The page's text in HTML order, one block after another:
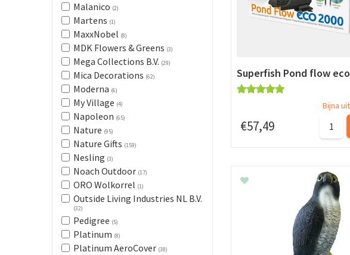
Superfish Pond flow
€57,49
Bijna
Malanico (2)
Martens (1)
MaxxNobel (8)
MDK Flowers & Greens (3)
Mega Collections B.V. (29)
Mica Decorations (62)
Moderna (6)
My Village (4)
Napoleon (65)
Nature (95)
Nature Gifts (159)
Nesling (3)
Noach Outdoor (17)
ORO Wolkorrel (1)
Outside Living Industries NL B.V.
(32)
Pedigree (5)
Platinum (8)
Platinum AeroCover (38)